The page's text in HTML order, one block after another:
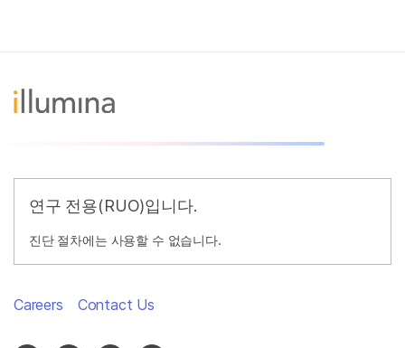
연구 전용(RUO)입니다.
진단 절차에는 사용할 수 없습니다.
Careers Contact Us